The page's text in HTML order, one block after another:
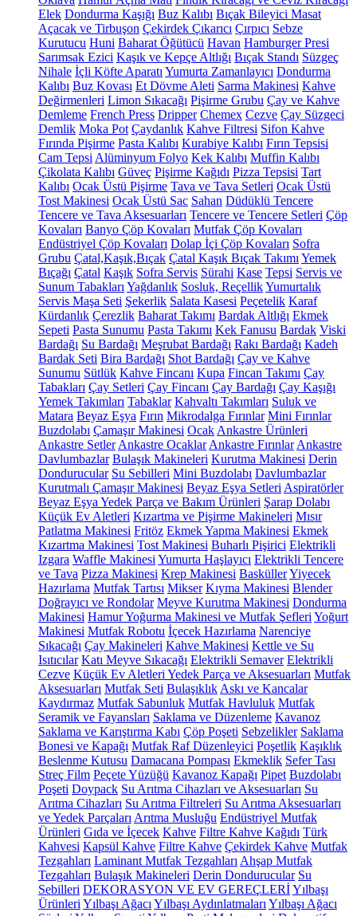
Elek Dondurma Kaşığı Buz Kalıbı Bıçak Bileyici Masat
Açacak ve Tirbuşon Çekirdek Çıkarıcı Çırpıcı Sebze
Kurutucu Huni Baharat Öğütücü Havan Hamburger Presi
Sarımsak Ezici Kaşık ve Kepçe Altlığı Bıçak Standı Süzgeç
Nihale İçli Köfte Aparatı Yumurta Zamanlayıcı Dondurma
Kalıbı Buz Kovası Et Dövme Aleti Sarma Makinesi Kahve
Değirmenleri Limon Sıkacağı Pişirme Grubu Çay ve Kahve
Demleme French Press Dripper Chemex Cezve Çay Süzgeci
Demlik Moka Pot Çaydanlık Kahve Filtresi Sifon Kahve
Fırında Pişirme Pasta Kalıbı Kurabiye Kalıbı Fırın Tepsisi
Cam Tepsi Alüminyum Folyo Kek Kalıbı Muffin Kalıbı
Çikolata Kalıbı Güveç Pişirme Kağıdı Pizza Tepsisi Tart
Kalıbı Ocak Üstü Pişirme Tava ve Tava Setleri Ocak Üstü
Tost Makinesi Ocak Üstü Sac Sahan Düdüklü Tencere
Tencere ve Tava Aksesuarları Tencere ve Tencere Setleri Çöp
Kovaları Banyo Çöp Kovaları Mutfak Çöp Kovaları
Endüstriyel Çöp Kovaları Dolap İçi Çöp Kovaları Sofra
Grubu Çatal,Kaşık,Bıçak Çatal Kaşık Bıçak Takımı Yemek
Bıçağı Çatal Kaşık Sofra Servis Sürahi Kase Tepsi Servis ve
Sunum Tabakları Yağdanlık Sosluk, ReçellikYumurtalık
Servis Maşa Seti Şekerlik Salata Kasesi Peçetelik Karaf
Kürdanlık Çerezlik Baharat Takımı Bardak Altlığı Ekmek
Sepeti Pasta Sunumu Pasta Takımı Kek Fanusu Bardak Viski
Bardağı Su Bardağı Meşrubat Bardağı Rakı Bardağı Kadeh
Bardak Seti Bira Bardağı Shot Bardağı Çay ve Kahve
Sunumu Sütlük Kahve Fincanı Kupa Fincan Takımı Çay
Tabakları Çay Setleri Çay Fincanı Çay Bardağı Çay Kaşığı
Yemek Takımları Tabaklar Kahvaltı Takımları Suluk ve
Matara Beyaz Eşya Fırın Mikrodalga Fırınlar Mini Fırınlar
Buzdolabı Çamaşır Makinesi Ocak Ankastre Ürünleri
Ankastre Setler Ankastre Ocaklar Ankastre Fırınlar Ankastre
Davlumbazlar Bulaşık Makineleri Kurutma Makinesi Derin
Dondurucular Su Sebilleri Mini Buzdolabı Davlumbazlar
Kurutmalı Çamaşır Makinesi Beyaz Eşya Setleri Aspiratörler
Beyaz Eşya Yedek Parça ve Bakım Ürünleri Şarap Dolabı
Küçük Ev Aletleri Kızartma ve Pişirme Makineleri Mısır
Patlatma Makinesi Fritöz Ekmek Yapma Makinesi Ekmek
Kızartma Makinesi Tost Makinesi Buharlı Pişirici Elektrikli
Izgara Waffle Makinesi Yumurta Haşlayıcı Elektrikli Tencere
ve Tava Pizza Makinesi Krep Makinesi BasküllerYiyecek
Hazırlama Mutfak Tartısı Mikser Kıyma Makinesi Blender
Doğrayıcı ve Rondolar Meyve Kurutma Makinesi Dondurma
Makinesi Hamur Yoğurma Makinesi ve Mutfak Şefleri Yoğurt
Makinesi Mutfak Robotu İçecek Hazırlama Narenciye
Sıkacağı Çay Makineleri Kahve Makinesi Kettle ve Su
Isıtıcılar Katı Meyve Sıkacağı Elektrikli Semaver Elektrikli
Cezve Küçük Ev Aletleri Yedek Parça ve Aksesuarları Mutfak
Aksesuarları Mutfak Seti Bulaşıklık Askı ve Kancalar
Kaydırmaz Mutfak Sabunluk Mutfak Havluluk Mutfak
Seramik ve Fayansları Saklama ve Düzenleme Kavanoz
Saklama ve Karıştırma Kabı Çöp Poşeti Sebzelikler Saklama
Bonesi ve Kapağı Mutfak Raf Düzenleyici Poşetlik Kaşıklık
Beslenme Kutusu Damacana Pompası Ekmeklik Sefer Tası
Streç Film Peçete Yüzüğü Kavanoz Kapağı Pipet Buzdolabı
Poşeti Doypack Su Arıtma Cihazları ve Aksesuarları Su
Arıtma Cihazları Su Arıtma Filtreleri Su Arıtma Aksesuarları
ve Yedek Parçaları Arıtma Musluğu Endüstriyel Mutfak
Ürünleri Gıda ve İçecek Kahve Filtre Kahve Kağıdı Türk
Kahvesi Kapsül Kahve Filtre Kahve Çekirdek Kahve Mutfak
Tezgahları Laminant Mutfak Tezgahları Ahşap Mutfak
Tezgahları Bulaşık Makineleri Derin Dondurucular Su
Sebilleri DEKORASYON VE EV GEREÇLERİYılbaşı
Ürünleri Yılbaşı Ağacı Yılbaşı Aydınlatmaları Yılbaşı Ağacı